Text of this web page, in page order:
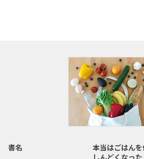
書名
本当はごはんを